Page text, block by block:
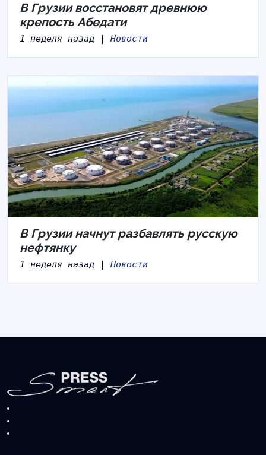
В Грузии восстановят древнюю
крепость Абедати
1 неделя назад | Новости
В Грузии начнут разбавлять русскую
нефтянку
1 неделя назад | Новости